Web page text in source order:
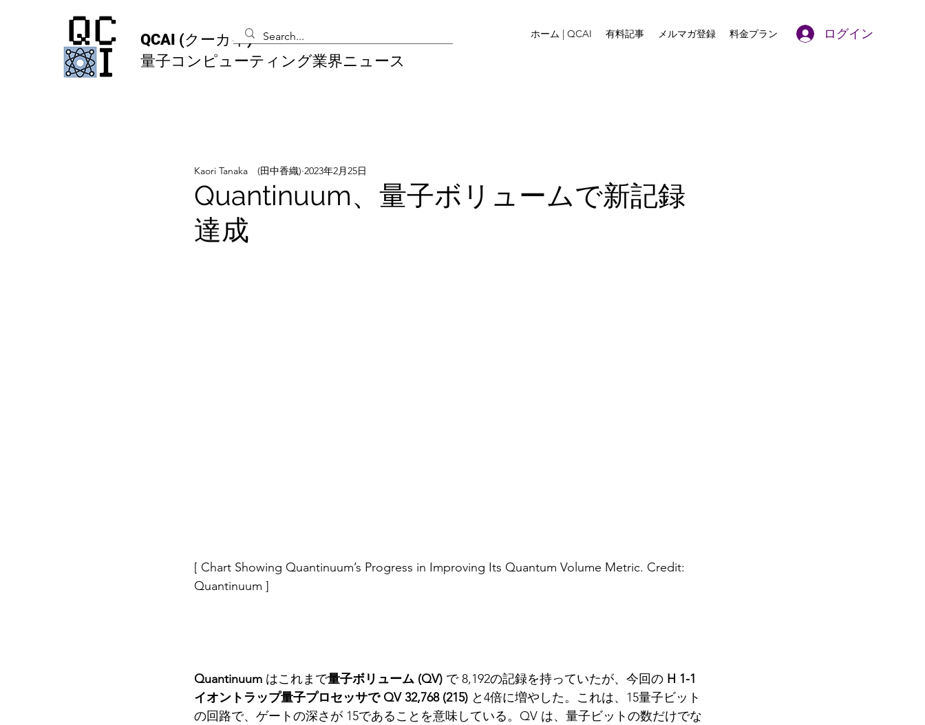
QCAI (クーカイ)
量子コンピューティング業界ニュース
ホーム | QCAI 有料記事 メルマガ登録 料金プラン ログイン
Quantinuum、量子ボリュームで新記録
達成
Kaori Tanaka (田中香織) 2023年2月25日
[ Chart Showing Quantinuum’s Progress in Improving Its Quantum Volume Metric. Credit:
Quantinuum ]
Quantinuum はこれまで量子ボリューム (QV) で 8,192の記録を持っていたが、今回の H 1-1
イオントラップ量子プロセッサで QV 32,768 (215) と4倍に増やした。これは、15量子ビット
の回路で、ゲートの深さが 15であることを意味している。QV は、量子ビットの数だけでな